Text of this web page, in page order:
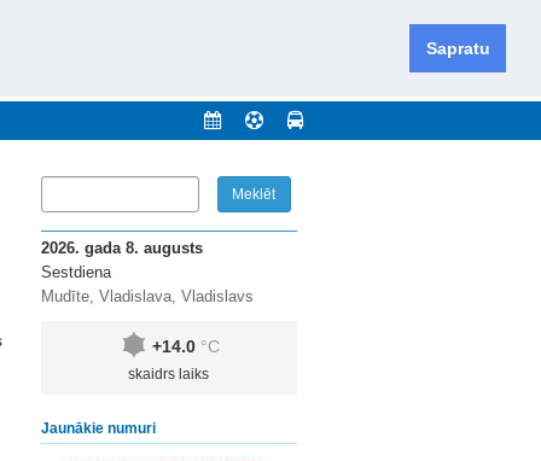
Sapratu
novadu un apkārtējos novadus un pilsētas.
2026. gada 8. augusts
Sestdiena
Mudīte, Vladislava, Vladislavs
+14.0 °C
skaidrs laiks
Jaunākie numuri